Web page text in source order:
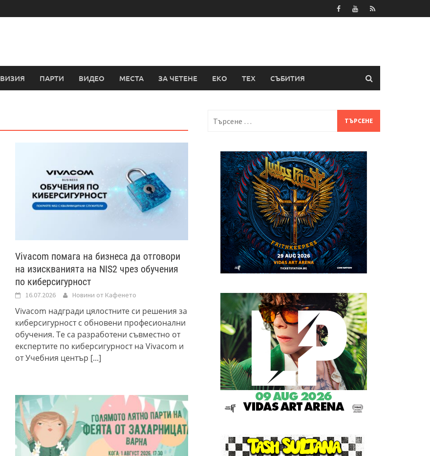
ВИЗИЯ ПАРТИ ВИДЕО МЕСТА ЗА ЧЕТЕНЕ ЕКО ТЕХ СЪБИТИЯ
Vivacom помага на бизнеса да отговори
на изискванията на NIS2 чрез обучения
по киберсигурност
16.07.2026 Новини от Кафенето
Vivacom надгради цялостните си решения за
киберсигурност с обновени професионални
обучения. Те са разработени съвместно от
експертите по киберсигурност на Vivacom и
от Учебния център [...]
за: